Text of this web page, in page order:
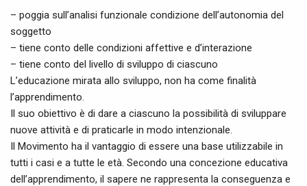
– poggia sull’analisi funzionale condizione dell’autonomia del
soggetto
– tiene conto delle condizioni affettive e d’interazione
– tiene conto del livello di sviluppo di ciascuno
L’educazione mirata allo sviluppo, non ha come finalità
l’apprendimento.
Il suo obiettivo è di dare a ciascuno la possibilità di sviluppare
nuove attività e di praticarle in modo intenzionale.
Il Movimento ha il vantaggio di essere una base utilizzabile in
tutti i casi e a tutte le età. Secondo una concezione educativa
dell’apprendimento, il sapere ne rappresenta la conseguenza e